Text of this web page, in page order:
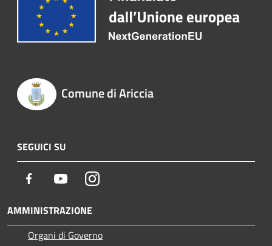
Comune di Ariccia
SEGUICI SU
Facebook YoutubeInstagram
AMMINISTRAZIONE
Organi di Governo